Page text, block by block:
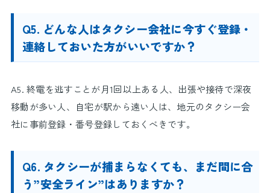
Q5. どんな人はタクシー会社に今すぐ登録・
連絡しておいた方がいいですか？
A5. 終電を逃すことが月1回以上ある人、出張や接待で深夜
移動が多い人、自宅が駅から遠い人は、地元のタクシー会
社に事前登録・番号登録しておくべきです。
Q6. タクシーが捕まらなくても、まだ間に合
う”安全ライン”はありますか？